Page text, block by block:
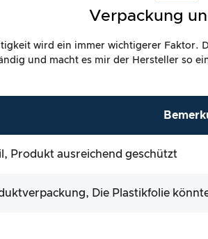
Verpackung
wird ein immer wichtigerer Faktor.
und macht es mir der Hersteller so
Produkt ausreichend geschützt
Die Plastikfolie